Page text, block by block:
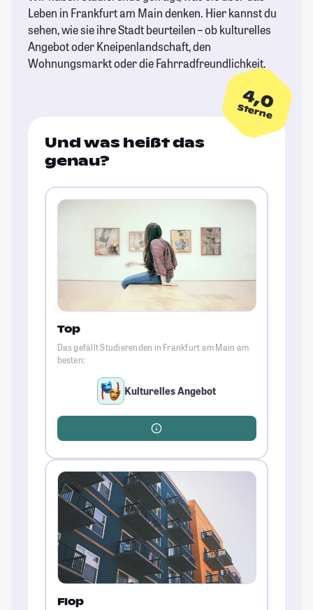
Leben in Frankfurt am Main denken. Hier kannst du
sehen, wie sie ihre Stadt beurteilen – ob kulturelles
Angebot oder Kneipenlandschaft, den
Wohnungsmarkt oder die Fahrradfreundlichkeit.
4,0
Sterne
Und was heißt das
genau?
Top
Das gefällt Studierenden in Frankfurt am Main am
besten:
Kulturelles Angebot
Flop